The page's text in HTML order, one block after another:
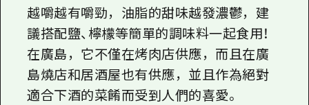
越嚼越有嚼勁，油脂的甜味越發濃鬱，建
議搭配鹽、檸檬等簡單的調味料一起食用！
在廣島，它不僅在烤肉店供應，而且在廣
島燒店和居酒屋也有供應，並且作為絕對
適合下酒的菜餚而受到人們的喜愛。